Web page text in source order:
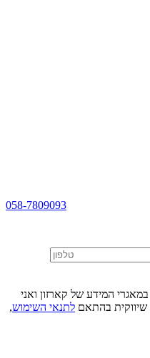
058-7809093
המידע של קארזון ואני
שיווקית בהתאם לתנאי השימוש,